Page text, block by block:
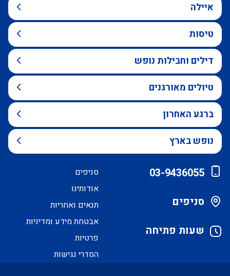
איילה
טיסות
דילים וחבילות נופש
טיולים מאורגנים
ברגע האחרון
נופש בארץ
03-9436055
סניפים
שעות פתיחה
סניפים
אודותינו
תנאים ואחריות
אבטחת מידע ומדיניות
פרטיות
הסדרי נגישות